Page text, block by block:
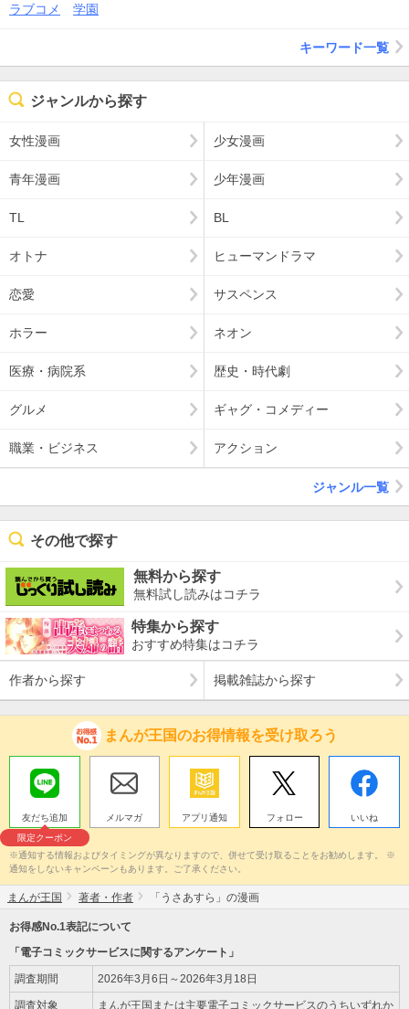
ラブコメ
学園
キーワード一覧
ジャンルから探す
女性漫画 少女漫画
青年漫画 少年漫画
TL BL
オトナ ヒューマンドラマ
恋愛 サスペンス
ホラー ネオン
医療・病院系 歴史・時代劇
グルメ ギャグ・コメディー
職業・ビジネス アクション
ジャンル一覧
その他で探す
無料から探す
無料試し読みはコチラ
特集から探す
おすすめ特集はコチラ
作者から探す 掲載雑誌から探す
まんが王国のお得情報を受け取ろう
友だち追加
限定クーポン
メルマガ アプリ通知 フォロー いいね
※通知する情報およびタイミングが異なりますので、併せて受け取ることをお勧めします。 ※
通知をしないキャンペーンもあります。ご了承ください。
まんが王国 著者・作者 「うさあすら」の漫画
お得感No.1表記について
「電子コミックサービスに関するアンケート」
調査期間 2026年3月6日～2026年3月18日
調査対象 まんが王国または主要電子コミックサービスのうちいずれか